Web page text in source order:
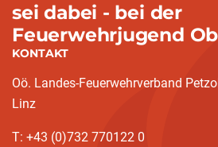
sei dabei - bei der
Feuerwehrjugend
KONTAKT
Oö. Landes-Feuerwehrverband
Linz
T: +43 (0)732 770122 0